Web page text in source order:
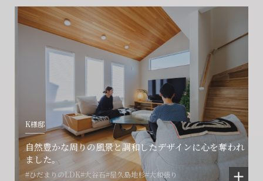
K様邸
自然豊かな周りの風景と調和したデザインに心を奪われ
ました。
#ひだまりのLDK#大谷石#屋久島地杉#大和張り
会社に関することや物件についての
ご相談はこちら
フォームからのお問い合わせ
CONTACT
お電話でのお問い合わせ
0466-24-2478
営業時間9:30~18:30 水曜定休
賃貸物件入居者様の
お困りごとのご相談はこちら
解約のお申し込み
CONTACT
プロコール24ご利用の方
0120-073-386
土地の活用・賃貸経営に関する
ご相談はこちら
フォームからのお問い合わせ
CONTACT
賃貸管理事業部へのお問い合わせ
0466-24-2478
営業時間9:30~18:30 水曜定休